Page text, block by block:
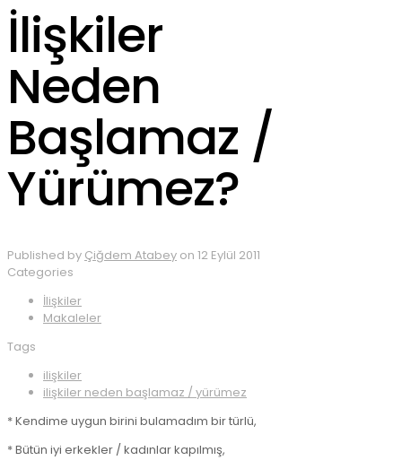
İlişkiler
Neden
Başlamaz /
Yürümez?
Published by Çiğdem Atabey on 12 Eylül 2011
Categories
İlişkiler
Makaleler
Tags
ilişkiler
ilişkiler neden başlamaz / yürümez
* Kendime uygun birini bulamadım bir türlü,
* Bütün iyi erkekler / kadınlar kapılmış,